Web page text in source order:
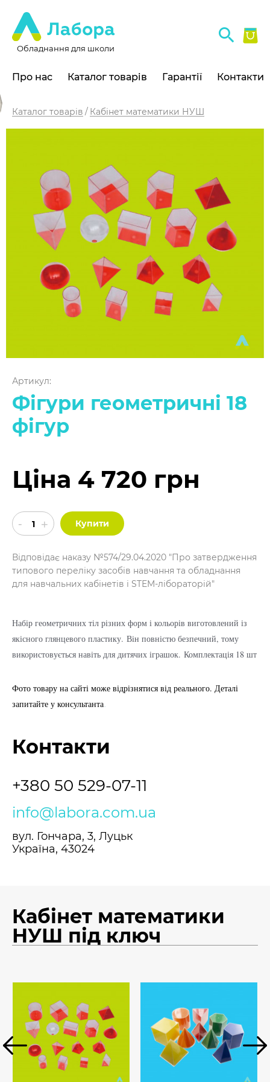
Обладнання для школи
Про нас Каталог товарів Гарантії Контакти
Каталог товарів Кабінет математики НУШ
Артикул:
Фігури геометричні 18
фігур
Ціна 4 720 грн
Купити
Відповідає наказу №574/29.04.2020 "Про затвердження
типового переліку засобів навчання та обладнання
для навчальних кабінетів і STEM-лібораторій"
Набір геометричних тіл різних форм і кольорів виготовлений із
якісного глянцевого пластику. Він повністю безпечний, тому
використовується навіть для дитячих іграшок. Комплектація 18 шт
Фото товару на сайті може відрізнятися від реального. Деталі
запитайте у консультанта.
Контакти
+380 50 529-07-11
info@labora.com.ua
вул. Гончара, 3, Луцьк
Україна, 43024
Кабінет математики
НУШ під ключ